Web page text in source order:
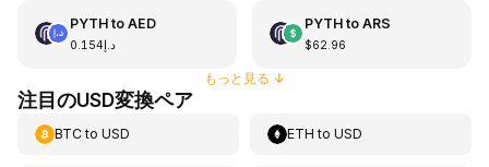
PYTHto AED
د.إ0.154
PYTHto ARS
$62.96
もっと見る ↓
注目のUSD変換ペア
BTCto USD ETH toUSD